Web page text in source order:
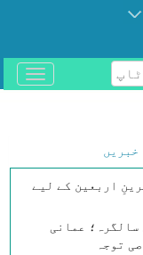
باز
و
خبریں
اربعین کے لیے
سالگرہ؛ عمانی
توجہ